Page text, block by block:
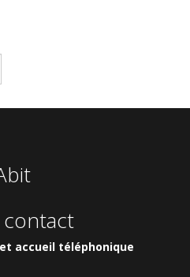
accueil téléphonique